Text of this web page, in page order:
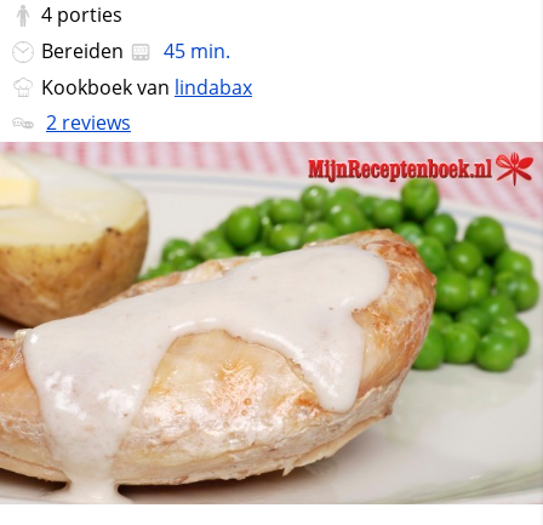
4 porties
Bereiden
45 min.
Kookboek van lindabax
2 reviews